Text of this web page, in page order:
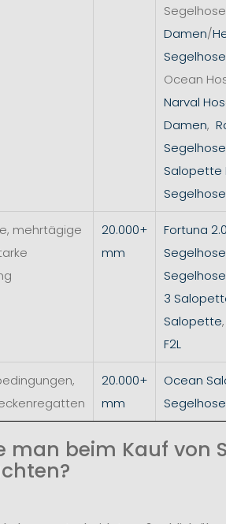
Segelhose
Damen/
Ocean
Narval
Damen,
Segelhose
Salopette
Segelhose
mehrtägige
20.000+
mm
Fortuna
Segelhose
3
Salopette
F2L
20.000+
mm
Ocean
Segelhose
man beim Kauf von